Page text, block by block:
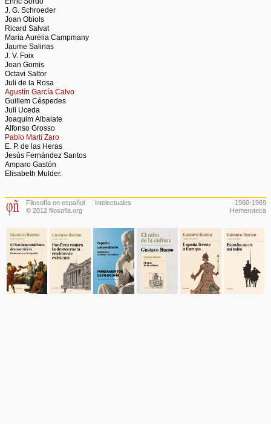
J. G. Schroeder
Joan Obiols
Ricard Salvat
Maria Aurèlia Campmany
Jaume Salinas
J. V. Foix
Joan Gomis
Octavi Saltor
Juli de la Rosa
Agustín García Calvo
Guillem Céspedes
Juli Uceda
Joaquim Albalate
Alfonso Grosso
Pablo Martí Zaro
E. P. de las Heras
Jesús Fernández Santos
Amparo Gastón
Elisabeth Mulder.
Filosofía en español
© 2012 filosofia.org
intelectuales
1960-1969
Hemeroteca